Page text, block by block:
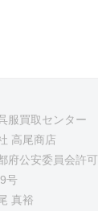
服買取センター
高尾商店
府公安委員会許可
号
真裕